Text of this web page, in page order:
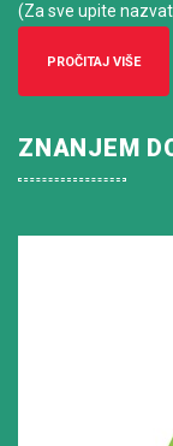
(Za sve upite
PROČITAJ VIŠE
ZNANJEM